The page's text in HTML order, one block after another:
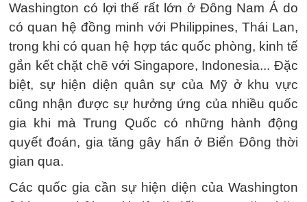
Washington có lợi thế rất lớn ở Đông Nam Á do
có quan hệ đồng minh với Philippines, Thái Lan,
trong khi có quan hệ hợp tác quốc phòng, kinh tế
gắn kết chặt chẽ với Singapore, Indonesia... Đặc
biệt, sự hiện diện quân sự của Mỹ ở khu vực
cũng nhận được sự hưởng ứng của nhiều quốc
gia khi mà Trung Quốc có những hành động
quyết đoán, gia tăng gây hấn ở Biển Đông thời
gian qua.
Các quốc gia cần sự hiện diện của Washington